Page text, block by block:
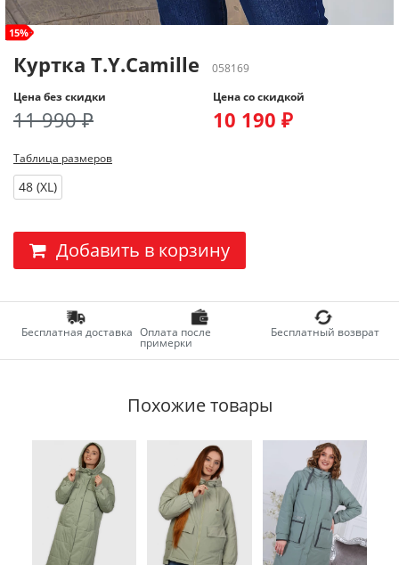
size+
15%
Куртка T.Y.Camille
058169
Цена без скидки
11 990 ₽
Цена со скидкой
10 190 ₽
Таблица размеров
48 (XL)
Добавить в корзину
Бесплатная доставка Оплата после
примерки
Бесплатный возврат
Похожие товары